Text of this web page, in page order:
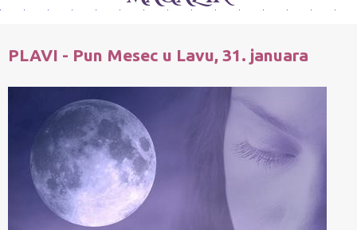
PLAVI - Pun Mesec u Lavu, 31. januara